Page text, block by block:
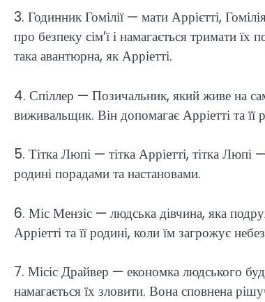
3. Годинник Гомілії — мати Аррієтті,
про безпеку сім’ї і намагається тримати
така авантюрна, як Арріетті.
4. Спіллер — Позичальник, який живе на
виживальщик. Він допомагає Арріетті та
5. Тітка Люпі — тітка Арріетті, тітка Люпі
родині порадами та настановами.
6. Міс Мензіс — людська дівчина, яка
Арріетті та її родині, коли їм загрожує
7. Місіс Драйвер — економка людського
намагається їх зловити. Вона сповнена